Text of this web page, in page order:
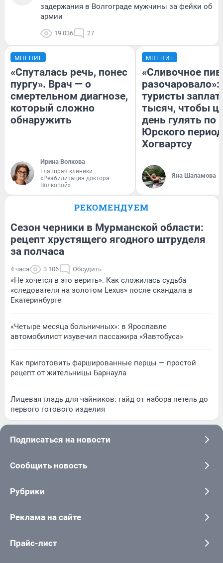
задержания в Волгограде мужчины за фейки об
армии
19 036 27
МНЕНИЕ
«Спуталась речь, понес
пургу». Врач — о
смертельном диагнозе,
который сложно
обнаружить
Ирина Волкова
Главврач клиники
«Реабилитация доктора
Волковой»
МНЕНИЕ
«Сливочное
разочаровало»:
туристы
тысяч, чтобы
день гулять по
Юрского
Хогвартсу
Яна Шаламова
РЕКОМЕНДУЕМ
Сезон черники в Мурманской области:
рецепт хрустящего ягодного штруделя
за полчаса
4 часа 3 106 Обсудить
«Не хочется в это верить». Как сложилась судьба
«следователя на золотом Lexus» после скандала в
Екатеринбурге
«Четыре месяца больничных»: в Ярославле
автомобилист изувечил пассажира «Яавтобуса»
Как приготовить фаршированные перцы — простой
рецепт от жительницы Барнаула
Лицевая гладь для чайников: гайд от набора петель до
первого готового изделия
Подписаться на новости
Сообщить новость
Рубрики
Реклама на сайте
Прайс-лист